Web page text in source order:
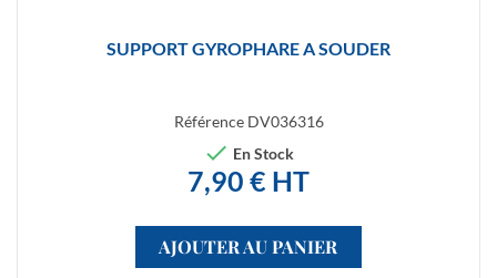
SUPPORT GYROPHARE A SOUDER
Référence DV036316
 En Stock
7,90 € HT
AJOUTER AU PANIER